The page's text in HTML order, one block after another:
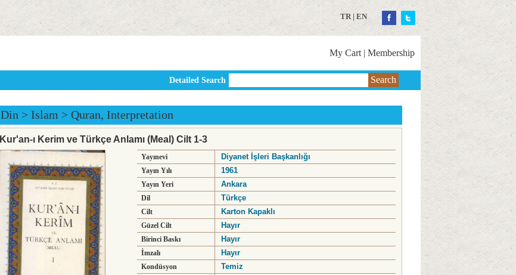
TR| EN
My Cart | Membership
Detailed Search Search
Din > Islam > Quran, Interpretation
Kur'an-ı Kerim ve Türkçe Anlamı (Meal) Cilt 1-3
Yayınevi Diyanet İşleri Başkanlığı
Yayın Yılı 1961
Yayın Yeri Ankara
Dil Türkçe
Cilt Karton Kapaklı
Güzel Cilt Hayır
Birinci Baskı Hayır
İmzalı Hayır
Kondüsyon Temiz